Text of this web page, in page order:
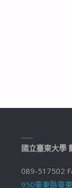
國立臺東大學
089-517502
950臺東縣臺